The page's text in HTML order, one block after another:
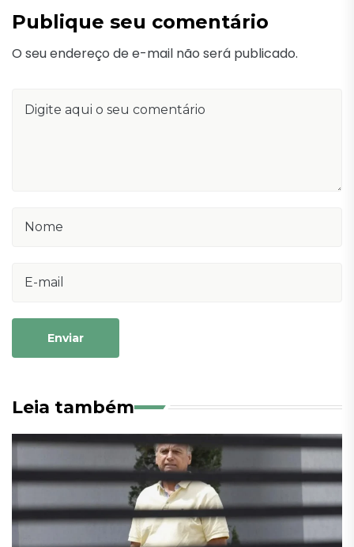
Publique seu comentário
O seu endereço de e-mail não será publicado.
Enviar
Leia também